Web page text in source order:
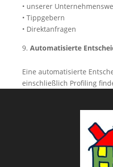
• unserer
• Tippgebern
• Direktanfragen
Automatisierte
Eine automatisierte
einschließlich Profiling